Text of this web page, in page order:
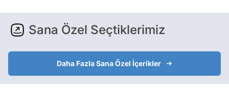
Sana Özel Seçtiklerimiz
Daha Fazla Sana Özel İçerikler